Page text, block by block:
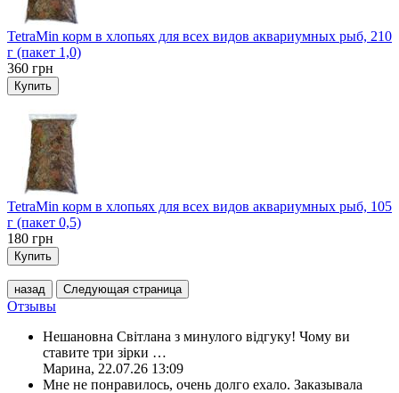
TetraMin корм в хлопьях для всех видов аквариумных рыб, 210
г (пакет 1,0)
360 грн
Купить
TetraMin корм в хлопьях для всех видов аквариумных рыб, 105
г (пакет 0,5)
180 грн
Купить
назад Следующая страница
Отзывы
Нешановна Світлана з минулого відгуку! Чому ви
ставите три зірки …
Марина, 22.07.26 13:09
Мне не понравилось, очень долго ехало. Заказывала